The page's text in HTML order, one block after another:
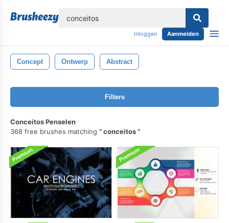
Inloggen Aanmelden
Concept Ontwerp Abstract
Filters
Conceitos Penselen
368 free brushes matching
conceitos